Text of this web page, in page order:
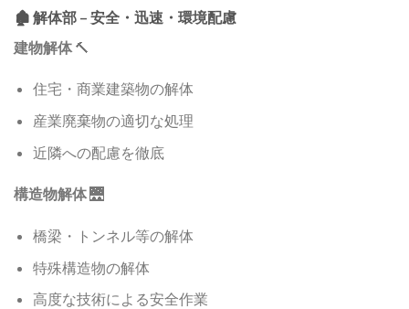
🏚️ 解体部 – 安全・迅速・環境配慮
建物解体 🔨
住宅・商業建築物の解体
産業廃棄物の適切な処理
近隣への配慮を徹底
構造物解体🌉
橋梁・トンネル等の解体
特殊構造物の解体
高度な技術による安全作業